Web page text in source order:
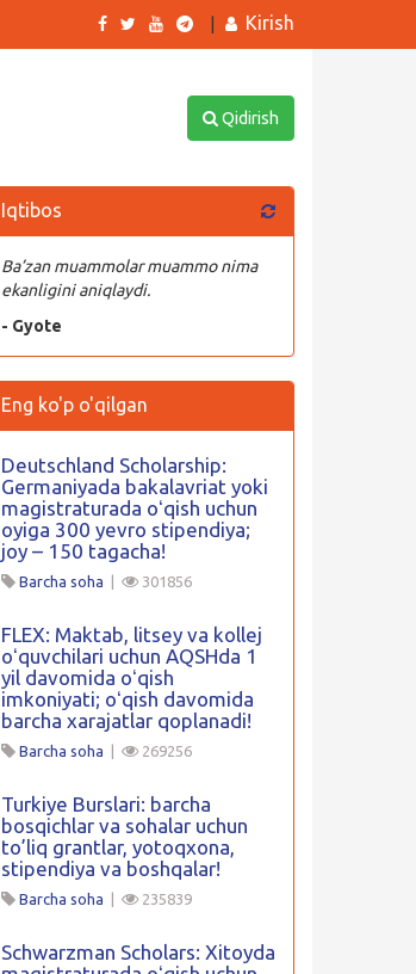
Kirish
Qidirish
Iqtibos
Ba’zan muammolar muammo nima
ekanligini aniqlaydi.
- Gyote
Eng ko'p o'qilgan
Deutschland Scholarship:
Germaniyada bakalavriat yoki
magistraturada oʻqish uchun
oyiga 300 yevro stipendiya;
joy – 150 tagacha!
Barcha soha 301856
FLEX: Maktab, litsey va kollej
oʻquvchilari uchun AQSHda 1
yil davomida oʻqish
imkoniyati; oʻqish davomida
barcha xarajatlar qoplanadi!
Barcha soha 269256
Turkiye Burslari: barcha
bosqichlar va sohalar uchun
to’liq grantlar, yotoqxona,
stipendiya va boshqalar!
Barcha soha 235839
Schwarzman Scholars: Xitoyda